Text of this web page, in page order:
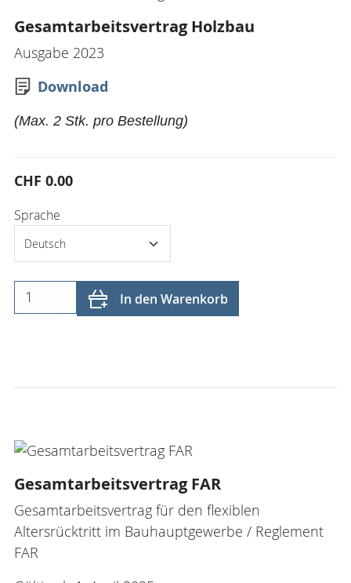
Gesamtarbeitsvertrag Holzbau
Ausgabe 2023
Download
(Max. 2 Stk. pro Bestellung)
CHF 0.00
Sprache
In den Warenkorb
Gesamtarbeitsvertrag FAR
Gesamtarbeitsvertrag für den flexiblen
Altersrücktritt im Bauhauptgewerbe / Reglement
FAR